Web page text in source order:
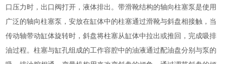
口压力时，出口阀打开，液体排出。带滑靴结构的轴向柱塞泵是使用
广泛的轴向柱塞泵，安放在缸体中的柱塞通过滑靴与斜盘相接触，当
传动轴带动缸体旋转时，斜盘将柱塞从缸体中拉出或推回，完成吸排
油过程。柱塞与缸孔组成的工作容腔中的油液通过配油盘分别与泵的